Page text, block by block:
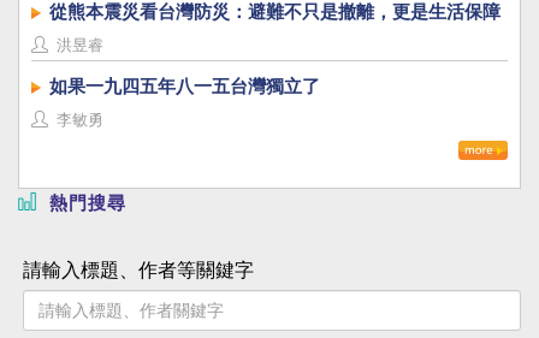
從熊本震災看台灣防災：避難不只是撤離，更是生活保障
洪昱睿
如果一九四五年八一五台灣獨立了
李敏勇
熱門搜尋
請輸入標題、作者等關鍵字